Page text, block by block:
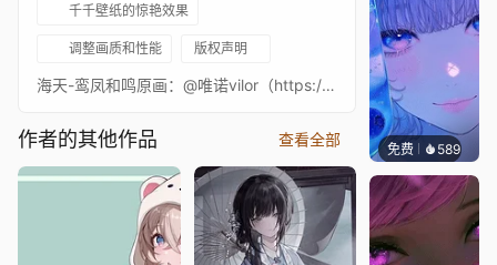
千千壁纸的惊艳效果
调整画质和性能 版权声明
海天-鸾凤和鸣原画：@唯诺vilor（https://space.bilibili.com/240724）动效：光影学艺不精（https://space.bilibili.com/297912475）素材来自碧蓝航线B站链接：【【碧蓝航线/动态壁纸】晓看天色暮看云，行也思君，坐也思君~「海天-鸾凤和鸣」】 https://www.bilibili.com/video/BV16itseYEdC/?share_source=copy_web&vd_source=288388cfdb24816640c9aea4fc01850f
作者的其他作品 查看全部
免费 589辰东